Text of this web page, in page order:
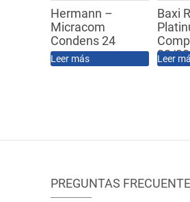
Hermann –
Micracom
Condens 24
Leer más
Baxi
30/30
Leer
PREGUNTAS